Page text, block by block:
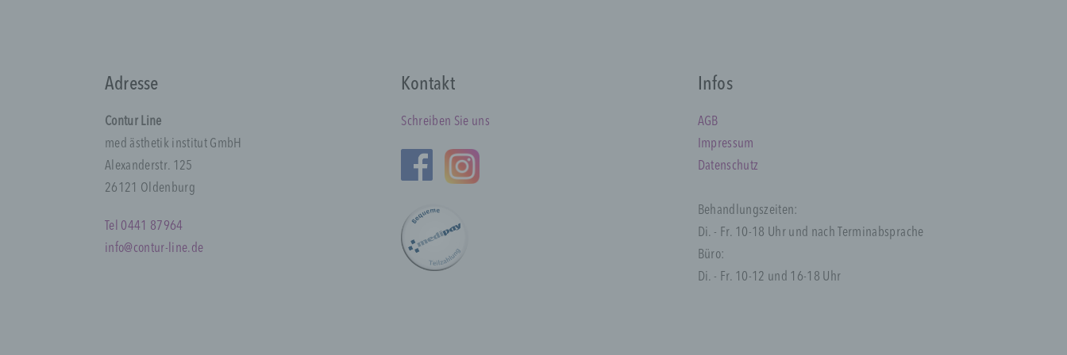
Adresse
Contur Line
med ästhetik institut GmbH
Alexanderstr. 125
26121 Oldenburg
Tel 0441 87964
info@contur-line.de
Kontakt
Schreiben Sie uns
Infos
AGB
Impressum
Datenschutz
Behandlungszeiten:
Di. - Fr. 10-18 Uhr und nach Terminabsprache
Büro:
Di. - Fr. 10-12 und 16-18 Uhr
psychischen, wirtschaftlichen, kulturellen oder sozialen Identität
dieser natürlichen Person sind, identifiziert werden kann.
b) betroffene Person
natürliche Person, deren personenbezogene Daten von dem für die
Verarbeitung Verantwortlichen verarbeitet werden.